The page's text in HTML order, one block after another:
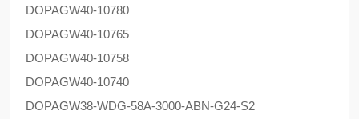
DOPAGW40-10780
DOPAGW40-10765
DOPAGW40-10758
DOPAGW40-10740
DOPAGW38-WDG-58A-3000-ABN-G24-S2